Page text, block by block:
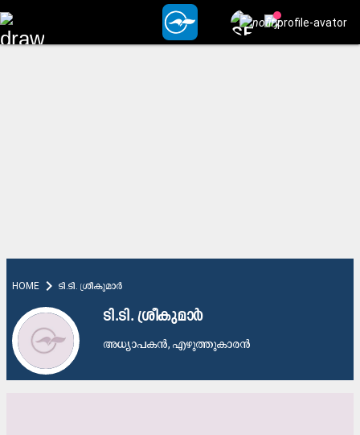
HOME chevron_right ടി.ടി. ശ്രീകുമാർ
ടി.ടി. ശ്രീകുമാർ
അധ്യാപകൻ, എഴുത്തുകാരൻ